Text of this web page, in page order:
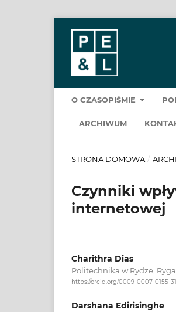
O CZASOPIŚMIE
ARCHIWUM
STRONA DOMOWA /
Czynniki
internetowej
Charithra Dias
Politechnika w Rydze,
https://orcid.org/0009-0007-0155-
Darshana Edirisinghe